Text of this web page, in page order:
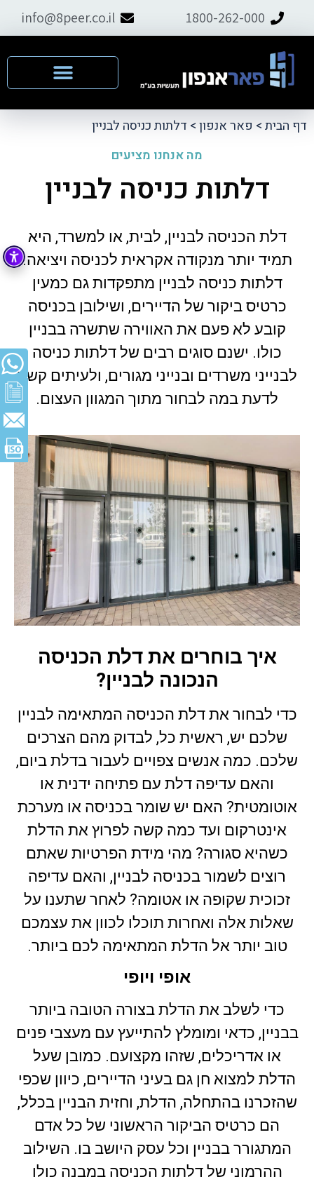
1800-262-000
info@8peer.co.il
דף הבית> פאר אנפון> דלתות כניסה לבניין
מה אנחנו מציעים
דלתות כניסה לבניין
דלת הכניסה לבניין, לבית, או למשרד, היא
תמיד יותר מנקודה אקראית לכניסה ויציאה.
דלתות כניסה לבניין מתפקדות גם כמעין
כרטיס ביקור של הדיירים, ושילובן בכניסה
קובע לא פעם את האווירה שתשרה בבניין
כולו. ישנם סוגים רבים של דלתות כניסה
לבנייני משרדים ובנייני מגורים, ולעיתים קשה
לדעת במה לבחור מתוך המגוון העצום.
איך בוחרים את דלת הכניסה
הנכונה לבניין?
כדי לבחור את דלת הכניסה המתאימה לבניין
שלכם יש, ראשית כל, לבדוק מהם הצרכים
שלכם. כמה אנשים צפויים לעבור בדלת ביום,
והאם עדיפה דלת עם פתיחה ידנית או
אוטומטית? האם יש שומר בכניסה או מערכת
אינטרקום ועד כמה קשה לפרוץ את הדלת
כשהיא סגורה? מהי מידת הפרטיות שאתם
רוצים לשמור בכניסה לבניין, והאם עדיפה
זכוכית שקופה או אטומה? לאחר שתענו על
שאלות אלה ואחרות תוכלו לכוון את עצמכם
טוב יותר אל הדלת המתאימה לכם ביותר.
אופי ויופי
כדי לשלב את הדלת בצורה הטובה ביותר
בבניין, כדאי ומומלץ להתייעץ עם מעצבי פנים
או אדריכלים, שזהו מקצועם. כמובן שעל
הדלת למצוא חן גם בעיני הדיירים, כיוון שכפי
שהזכרנו בהתחלה, הדלת, וחזית הבניין בכלל,
הם כרטיס הביקור הראשוני של כל אדם
המתגורר בבניין וכל עסק היושב בו. השילוב
ההרמוני של דלתות הכניסה במבנה כולו